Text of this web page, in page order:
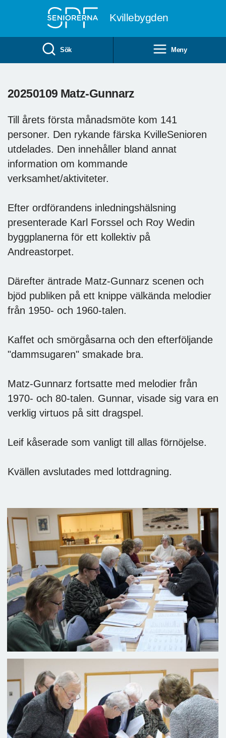
Kvillebygden
Sök Meny
20250109 Matz-Gunnarz
Till årets första månadsmöte kom 141
personer. Den rykande färska KvilleSenioren
utdelades. Den innehåller bland annat
information om kommande
verksamhet/aktiviteter.
Efter ordförandens inledningshälsning
presenterade Karl Forssel och Roy Wedin
byggplanerna för ett kollektiv på
Andreastorpet.
Därefter äntrade Matz-Gunnarz scenen och
bjöd publiken på ett knippe välkända melodier
från 1950- och 1960-talen.
Kaffet och smörgåsarna och den efterföljande
"dammsugaren" smakade bra.
Matz-Gunnarz fortsatte med melodier från
1970- och 80-talen. Gunnar, visade sig vara en
verklig virtuos på sitt dragspel.
Leif kåserade som vanligt till allas förnöjelse.
Kvällen avslutades med lottdragning.